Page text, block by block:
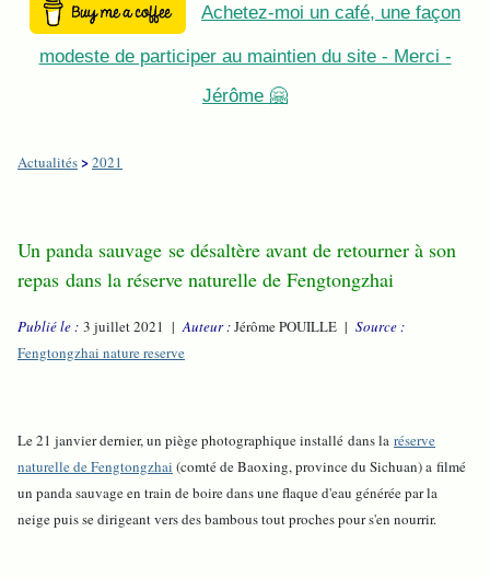
Achetez-moi un café, une façon
modeste de participer au maintien du site - Merci -
Jérôme 🤗
Actualités>2021
Un panda sauvage se désaltère avant de retourner à son
repas dans la réserve naturelle de Fengtongzhai
Publié le : 3 juillet 2021 |Auteur :Jérôme POUILLE | Source :
Fengtongzhai nature reserve
Le 21 janvier dernier, un piège photographique installé dans la réserve
naturelle de Fengtongzhai (comté de Baoxing, province du Sichuan) a filmé
un panda sauvage en train de boire dans une flaque d'eau générée par la
neige puis se dirigeant vers des bambous tout proches pour s'en nourrir.